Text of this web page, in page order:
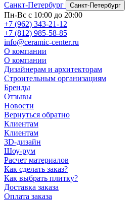
Санкт-Петербург
Санкт-Петербург
Пн-Вс с 10:00 до 20:00
+7 (962) 343-21-12
+7 (812) 985-58-85
info@ceramic-center.ru
О компании
О компании
Дизайнерам и архитекторам
Строительным организациям
Бренды
Отзывы
Новости
Вернуться обратно
Клиентам
Клиентам
3D-дизайн
Шоу-рум
Расчет материалов
Как сделать заказ?
Как выбрать плитку?
Доставка заказа
Оплата заказа